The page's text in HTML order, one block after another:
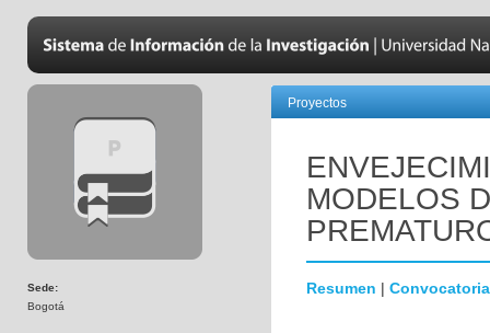
Sede:
Bogotá
Proyectos
MODELOS
Resumen | Convocatoria